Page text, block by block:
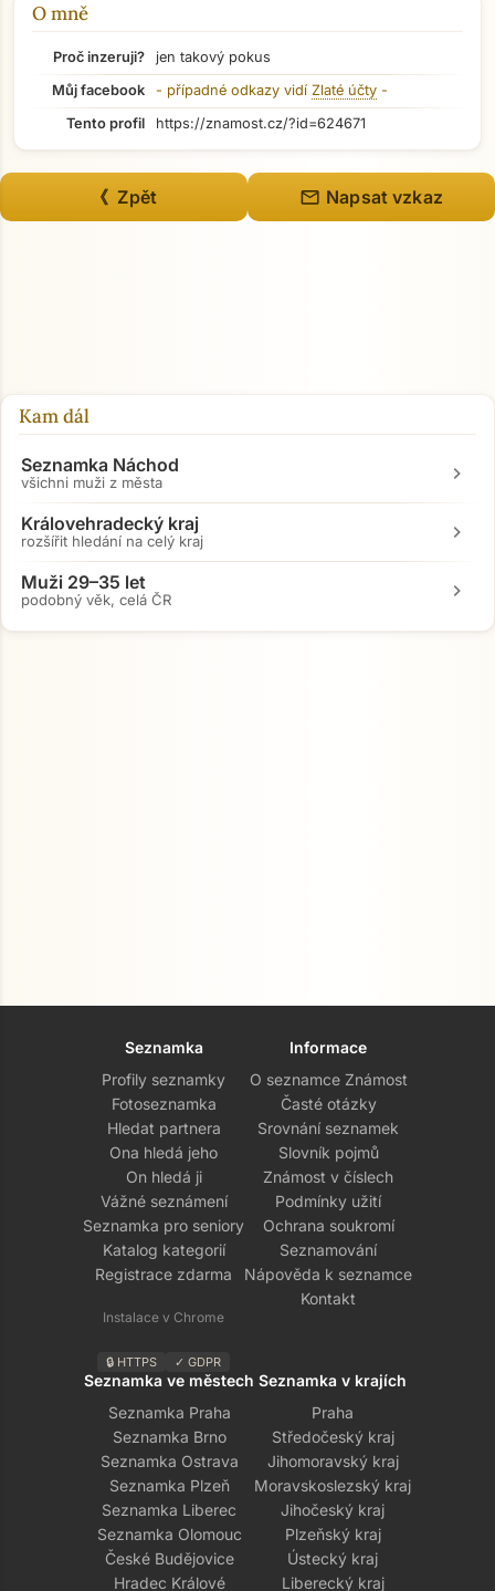
Přejít na hlavní obsah
O mně
Proč inzeruji?
jen takový pokus
Můj facebook
- případné odkazy vidí Zlaté účty -
Tento profil
https://znamost.cz/?id=624671
《 Zpět mail Napsat vzkaz
Kam dál
Seznamka Náchod
všichni muži z města chevron_right
Královehradecký kraj
rozšířit hledání na celý kraj chevron_right
Muži 29–35 let
podobný věk, celá ČR chevron_right
Seznamka
Profily seznamky
Fotoseznamka
Hledat partnera
Ona hledá jeho
On hledá ji
Vážné seznámení
Seznamka pro seniory
Katalog kategorií
Registrace zdarma
Instalace v Chrome
🔒 HTTPS ✓ GDPR
Informace
O seznamce Známost
Časté otázky
Srovnání seznamek
Slovník pojmů
Známost v číslech
Podmínky užití
Ochrana soukromí
Seznamování
Nápověda k seznamce
Kontakt
Seznamka ve městech
Seznamka Praha
Seznamka Brno
Seznamka Ostrava
Seznamka Plzeň
Seznamka Liberec
Seznamka Olomouc
České Budějovice
Hradec Králové
Seznamka v krajích
Praha
Středočeský kraj
Jihomoravský kraj
Moravskoslezský kraj
Jihočeský kraj
Plzeňský kraj
Ústecký kraj
Liberecký kraj